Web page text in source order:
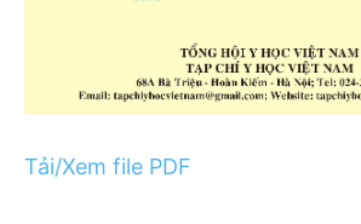
Tải/Xem file PDF